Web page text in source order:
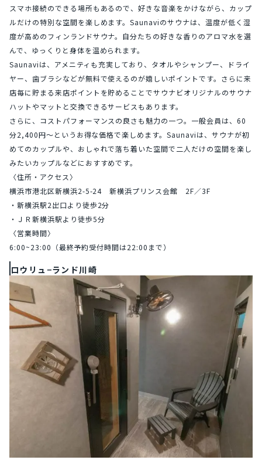
スマホ接続のできる場所もあるので、好きな音楽をかけながら、カップ
ルだけの特別な空間を楽しめます。Saunaviのサウナは、温度が低く湿
度が高めのフィンランドサウナ。自分たちの好きな香りのアロマ水を選
んで、ゆっくりと身体を温められます。
Saunaviは、アメニティも充実しており、タオルやシャンプー、ドライ
ヤー、歯ブラシなどが無料で使えるのが嬉しいポイントです。さらに来
店毎に貯まる来店ポイントを貯めることでサウナビオリジナルのサウナ
ハットやマットと交換できるサービスもあります。
さらに、コストパフォーマンスの良さも魅力の一つ。一般会員は、60
分2,400円〜というお得な価格で楽しめます。Saunaviは、サウナが初
めてのカップルや、おしゃれで落ち着いた空間で二人だけの空間を楽し
みたいカップルなどにおすすめです。
〈住所・アクセス〉
横浜市港北区新横浜2-5-24　新横浜プリンス会館　2F／3F
・新横浜駅2出口より徒歩2分
・ＪＲ新横浜駅より徒歩5分
〈営業時間〉
6:00~23:00（最終予約受付時間は22:00まで）
ロウリュ−ランド川崎